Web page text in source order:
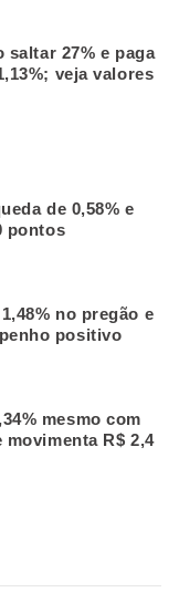
saltar 27% e paga
veja valores
de 0,58% e
pontos
no pregão e
positivo
mesmo com
movimenta R$ 2,4